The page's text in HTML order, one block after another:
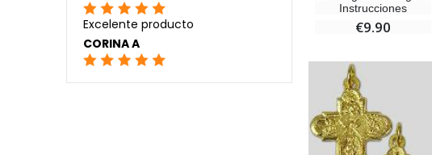
Instrucciones
€9.90
Excelente producto
CORINA A